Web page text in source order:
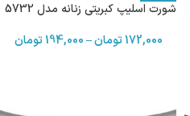
شورت اسلیپ کبریتی زنانه مدل 5732
172,000تومان–
194,000تومان